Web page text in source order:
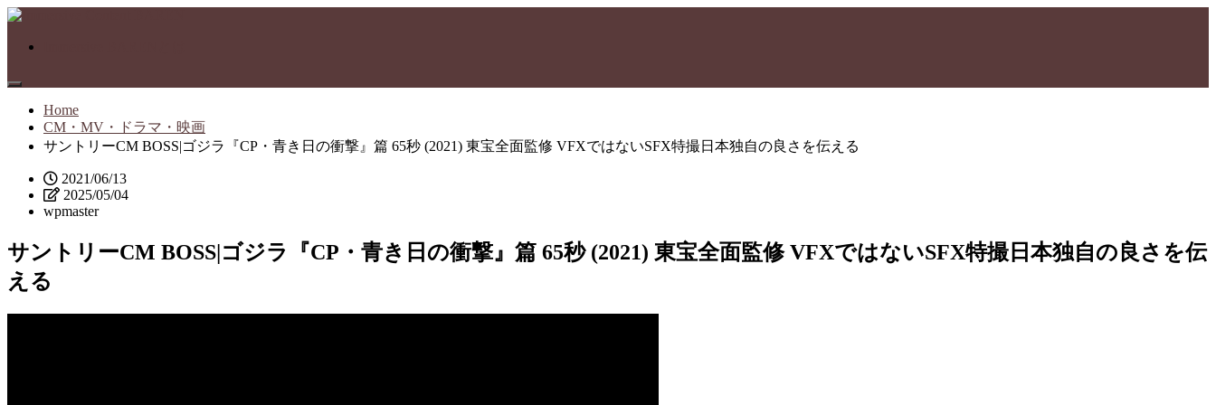
Home
CM・MV・ドラマ・映画
サントリーCM BOSS|ゴジラ『CP・青き日の衝撃』篇 65秒 (2021) 東宝全面監修 VFXではないSFX特撮日本独自の良さを伝える
2021/06/13
2025/05/04
wpmaster
サントリーCM BOSS|ゴジラ『CP・青き日の衝撃』篇 65秒 (2021) 東宝全面監修 VFXではないSFX特撮日本独自の良さを伝
える